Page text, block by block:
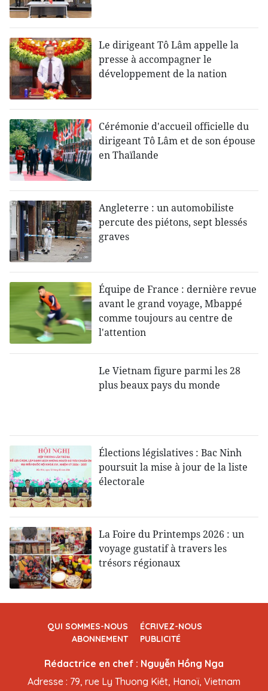
Le dirigeant Tô Lâm appelle la
presse à accompagner le
développement de la nation
Cérémonie d'accueil officielle du
dirigeant Tô Lâm et de son épouse
en Thaïlande
Angleterre : un automobiliste
percute des piétons, sept blessés
graves
Équipe de France : dernière revue
avant le grand voyage, Mbappé
comme toujours au centre de
l'attention
Le Vietnam figure parmi les 28
plus beaux pays du monde
Élections législatives : Bac Ninh
poursuit la mise à jour de la liste
électorale
La Foire du Printemps 2026 : un
voyage gustatif à travers les
trésors régionaux
QUI SOMMES-NOUS
ÉCRIVEZ-NOUS
ABONNEMENT
PUBLICITÉ
Rédactrice en chef : Nguyễn Hồng Nga
Adresse : 79, rue Ly Thuong Kiêt, Hanoï, Vietnam